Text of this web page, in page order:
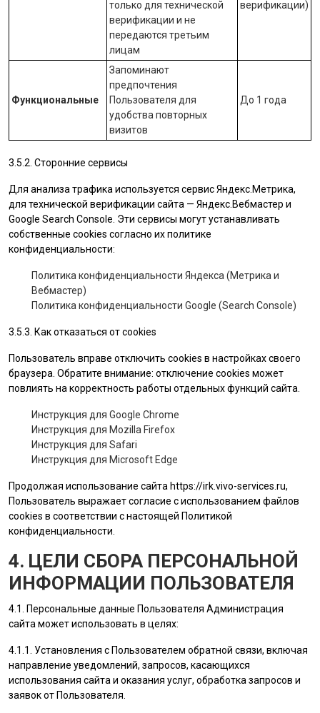
только для технической
верификации и не
передаются третьим
лицам
верификации)
Функциональные
Запоминают
предпочтения
Пользователя для
удобства повторных
визитов
До 1 года
3.5.2. Сторонние сервисы
Для анализа трафика используется сервис Яндекс.Метрика,
для технической верификации сайта — Яндекс.Вебмастер и
Google Search Console. Эти сервисы могут устанавливать
собственные cookies согласно их политике
конфиденциальности:
Политика конфиденциальности Яндекса (Метрика и
Вебмастер)
Политика конфиденциальности Google (Search Console)
3.5.3. Как отказаться от cookies
Пользователь вправе отключить cookies в настройках своего
браузера. Обратите внимание: отключение cookies может
повлиять на корректность работы отдельных функций сайта.
Инструкция для Google Chrome
Инструкция для Mozilla Firefox
Инструкция для Safari
Инструкция для Microsoft Edge
Продолжая использование сайта https://irk.vivo-services.ru,
Пользователь выражает согласие с использованием файлов
cookies в соответствии с настоящей Политикой
конфиденциальности.
4. ЦЕЛИ СБОРА ПЕРСОНАЛЬНОЙ
ИНФОРМАЦИИ ПОЛЬЗОВАТЕЛЯ
4.1. Персональные данные Пользователя Администрация
сайта может использовать в целях:
4.1.1. Установления с Пользователем обратной связи, включая
направление уведомлений, запросов, касающихся
использования сайта и оказания услуг, обработка запросов и
заявок от Пользователя